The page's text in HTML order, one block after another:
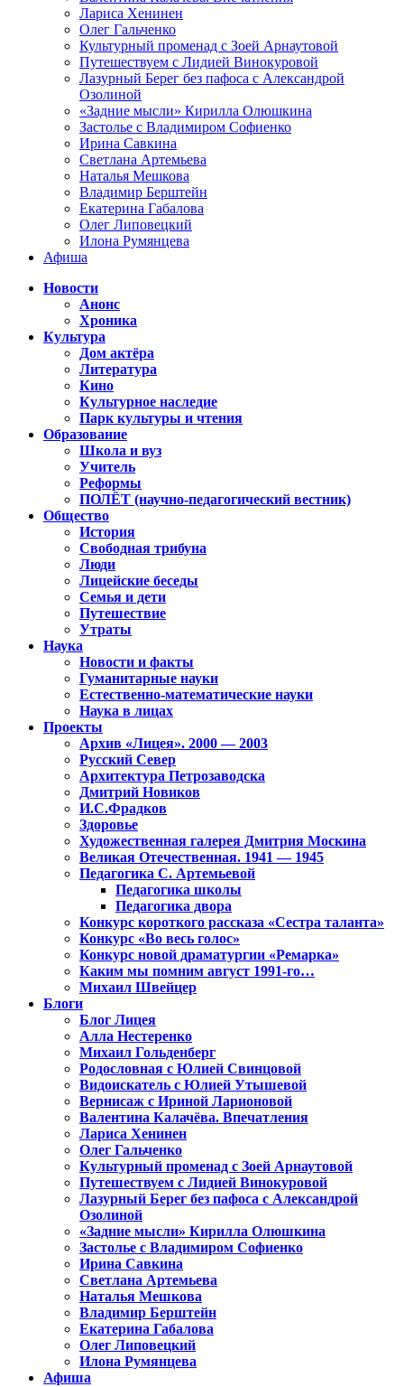
Лариса Хенинен
Олег Гальченко
Культурный променад с Зоей Арнаутовой
Путешествуем с Лидией Винокуровой
Лазурный Берег без пафоса с Александрой
Озолиной
«Задние мысли» Кирилла Олюшкина
Застолье с Владимиром Софиенко
Ирина Савкина
Светлана Артемьева
Наталья Мешкова
Владимир Берштейн
Екатерина Габалова
Олег Липовецкий
Илона Румянцева
Афиша
Новости
Анонс
Хроника
Культура
Дом актёра
Литература
Кино
Культурное наследие
Парк культуры и чтения
Образование
Школа и вуз
Учитель
Реформы
ПОЛЁТ (научно-педагогический вестник)
Общество
История
Свободная трибуна
Люди
Лицейские беседы
Семья и дети
Путешествие
Утраты
Наука
Новости и факты
Гуманитарные науки
Естественно-математические науки
Наука в лицах
Проекты
Архив «Лицея». 2000 — 2003
Русский Север
Архитектура Петрозаводска
Дмитрий Новиков
И.С.Фрадков
Здоровье
Художественная галерея Дмитрия Москина
Великая Отечественная. 1941 — 1945
Педагогика С. Артемьевой
Педагогика школы
Педагогика двора
Конкурс короткого рассказа «Сестра таланта»
Конкурс «Во весь голос»
Конкурс новой драматургии «Ремарка»
Каким мы помним август 1991-го…
Михаил Швейцер
Блоги
Блог Лицея
Алла Нестеренко
Михаил Гольденберг
Родословная с Юлией Свинцовой
Видоискатель с Юлией Утышевой
Вернисаж с Ириной Ларионовой
Валентина Калачёва. Впечатления
Лариса Хенинен
Олег Гальченко
Культурный променад с Зоей Арнаутовой
Путешествуем с Лидией Винокуровой
Лазурный Берег без пафоса с Александрой
Озолиной
«Задние мысли» Кирилла Олюшкина
Застолье с Владимиром Софиенко
Ирина Савкина
Светлана Артемьева
Наталья Мешкова
Владимир Берштейн
Екатерина Габалова
Олег Липовецкий
Илона Румянцева
Афиша